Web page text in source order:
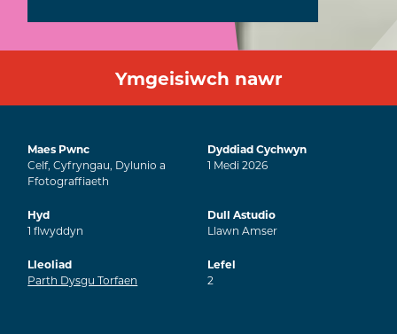
Ymgeisiwch nawr
Maes Pwnc
Celf, Cyfryngau, Dylunio a
Ffotograffiaeth
Dyddiad Cychwyn
1 Medi2026
Hyd
1flwyddyn
Dull Astudio
Llawn Amser
Lleoliad
Parth Dysgu Torfaen
Lefel
2